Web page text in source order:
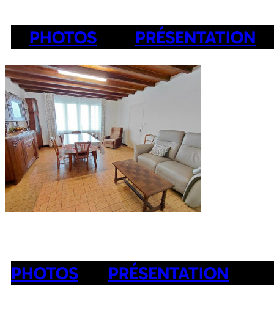
PHOTOS PRÉSENTATION
PHOTOS PRÉSENTATION